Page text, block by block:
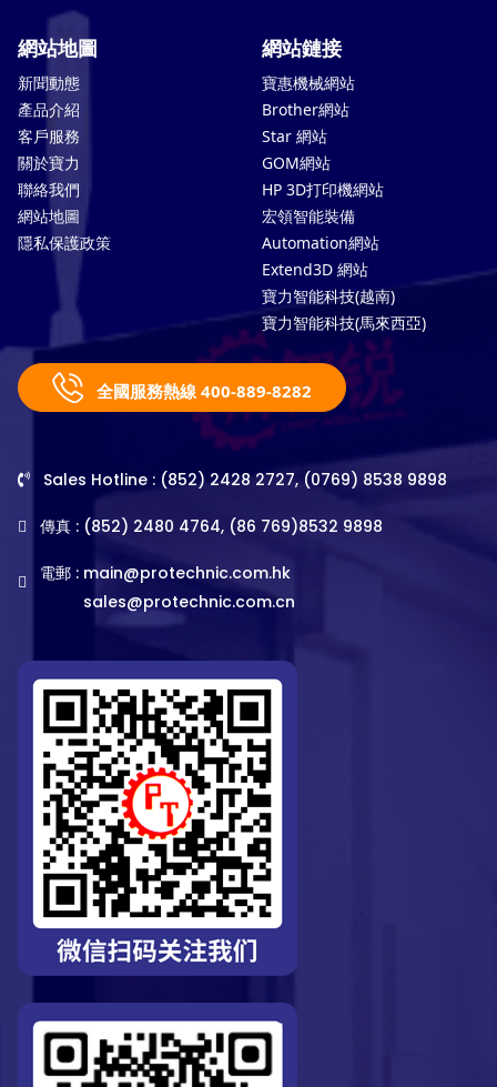
網站地圖
新聞動態
產品介紹
客戶服務
關於寶力
聯絡我們
網站地圖
隱私保護政策
網站鏈接
寶惠機械網站
Brother網站
Star 網站
GOM網站
HP 3D打印機網站
宏領智能裝備
Automation網站
Extend3D 網站
寶力智能科技(越南)
寶力智能科技(馬來西亞)
全國服務熱線 400-889-8282
Sales Hotline : (852) 2428 2727, (0769) 8538 9898
傳真 : (852) 2480 4764, (86 769)8532 9898
電郵 : main@protechnic.com.hk
sales@protechnic.com.cn